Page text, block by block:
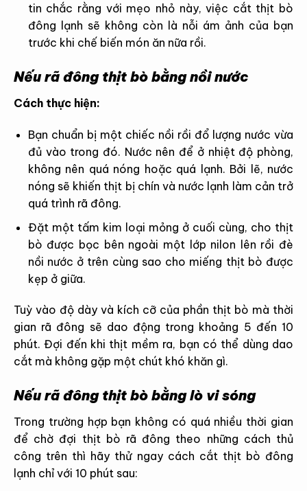
tin chắc rằng với mẹo nhỏ này, việc cắt thịt bò
đông lạnh sẽ không còn là nỗi ám ảnh của bạn
trước khi chế biến món ăn nữa rồi.
Nếu rã đông thịt bò bằng nồi nước
Cách thực hiện:
Bạn chuẩn bị một chiếc nồi rồi đổ lượng nước vừa
đủ vào trong đó. Nước nên để ở nhiệt độ phòng,
không nên quá nóng hoặc quá lạnh. Bởi lẽ, nước
nóng sẽ khiến thịt bị chín và nước lạnh làm cản trở
quá trình rã đông.
Đặt một tấm kim loại mỏng ở cuối cùng, cho thịt
bò được bọc bên ngoài một lớp nilon lên rồi đè
nồi nước ở trên cùng sao cho miếng thịt bò được
kẹp ở giữa.
Tuỳ vào độ dày và kích cỡ của phần thịt bò mà thời
gian rã đông sẽ dao động trong khoảng 5 đến 10
phút. Đợi đến khi thịt mềm ra, bạn có thể dùng dao
cắt mà không gặp một chút khó khăn gì.
Nếu rã đông thịt bò bằng lò vi sóng
Trong trường hợp bạn không có quá nhiều thời gian
để chờ đợi thịt bò rã đông theo những cách thủ
công trên thì hãy thử ngay cách cắt thịt bò đông
lạnh chỉ với 10 phút sau: